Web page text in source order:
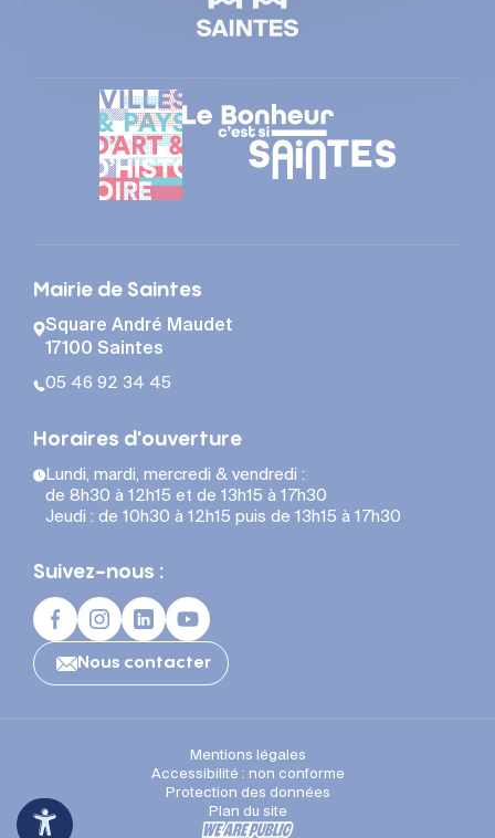
Mairie de Saintes
Square André Maudet
17100 Saintes
05 46 92 34 45
Horaires d'ouverture
Lundi, mardi, mercredi & vendredi :
de 8h30 à 12h15 et de 13h15 à 17h30
Jeudi : de 10h30 à 12h15 puis de 13h15 à 17h30
Suivez-nous :
Nous contacter
Mentions légales
Accessibilité : non conforme
Protection des données
Plan du site